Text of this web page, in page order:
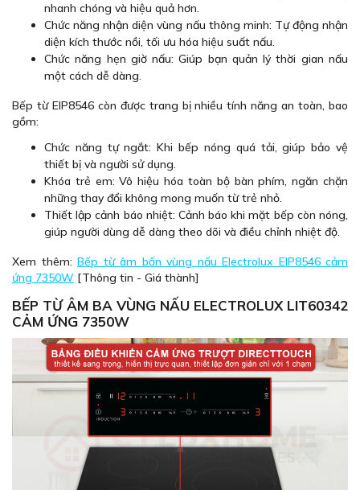
nhanh chóng và hiệu quả hơn.
Chức năng nhận diện vùng nấu thông minh: Tự động nhận
diện kích thước nồi, tối ưu hóa hiệu suất nấu.
Chức năng hẹn giờ nấu: Giúp bạn quản lý thời gian nấu
một cách dễ dàng.
Bếp từ EIP8546 còn được trang bị nhiều tính năng an toàn, bao
gồm:
Chức năng tự ngắt: Khi bếp nóng quá tải, giúp bảo vệ
thiết bị và người sử dụng.
Khóa trẻ em: Vô hiệu hóa toàn bộ bàn phím, ngăn chặn
những thay đổi không mong muốn từ trẻ nhỏ.
Thiết lập cảnh báo nhiệt: Cảnh báo khi mặt bếp còn nóng,
giúp người dùng dễ dàng theo dõi và điều chỉnh nhiệt độ.
Xem thêm: Bếp từ âm bốn vùng nấu Electrolux EIP8546 cảm
ứng 7350W [Thông tin - Giá thành]
BẾP TỪ ÂM BA VÙNG NẤU ELECTROLUX LIT60342
CẢM ỨNG 7350W